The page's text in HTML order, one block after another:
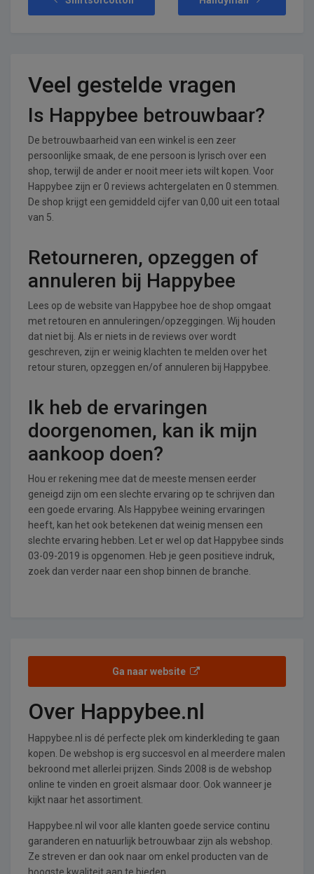
Veel gestelde vragen
Is Happybee betrouwbaar?
De betrouwbaarheid van een winkel is een zeer
persoonlijke smaak, de ene persoon is lyrisch over een
shop, terwijl de ander er nooit meer iets wilt kopen. Voor
Happybee zijn er 0 reviews achtergelaten en 0 stemmen.
De shop krijgt een gemiddeld cijfer van 0,00 uit een totaal
van 5.
Retourneren, opzeggen of
annuleren bij Happybee
Lees op de website van Happybee hoe de shop omgaat
met retouren en annuleringen/opzeggingen. Wij houden
dat niet bij. Als er niets in de reviews over wordt
geschreven, zijn er weinig klachten te melden over het
retour sturen, opzeggen en/of annuleren bij Happybee.
Ik heb de ervaringen
doorgenomen, kan ik mijn
aankoop doen?
Hou er rekening mee dat de meeste mensen eerder
geneigd zijn om een slechte ervaring op te schrijven dan
een goede ervaring. Als Happybee weining ervaringen
heeft, kan het ook betekenen dat weinig mensen een
slechte ervaring hebben. Let er wel op dat Happybee sinds
03-09-2019 is opgenomen. Heb je geen positieve indruk,
zoek dan verder naar een shop binnen de branche.
Ga naar website
Over Happybee.nl
Happybee.nl is dé perfecte plek om kinderkleding te gaan
kopen. De webshop is erg succesvol en al meerdere malen
bekroond met allerlei prijzen. Sinds 2008 is de webshop
online te vinden en groeit alsmaar door. Ook wanneer je
kijkt naar het assortiment.
Happybee.nl wil voor alle klanten goede service continu
garanderen en natuurlijk betrouwbaar zijn als webshop.
Ze streven er dan ook naar om enkel producten van de